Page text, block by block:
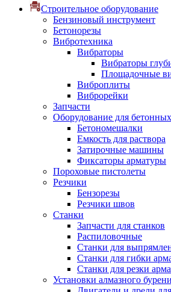
Строительное оборудование
Бензиновый инструмент
Бетонорезы
Вибротехника
Вибраторы
Вибраторы
Площадочные
Виброплиты
Виброрейки
Запчасти
Оборудование для
Бетономешалки
Емкость для раствора
Затирочные машины
Фиксаторы арматуры
Пороховые пистолеты
Резчики
Бензорезы
Резчики швов
Станки
Запчасти для станков
Распиловочные
Станки для
Станки для гибки
Станки для резки
Установки алмазного